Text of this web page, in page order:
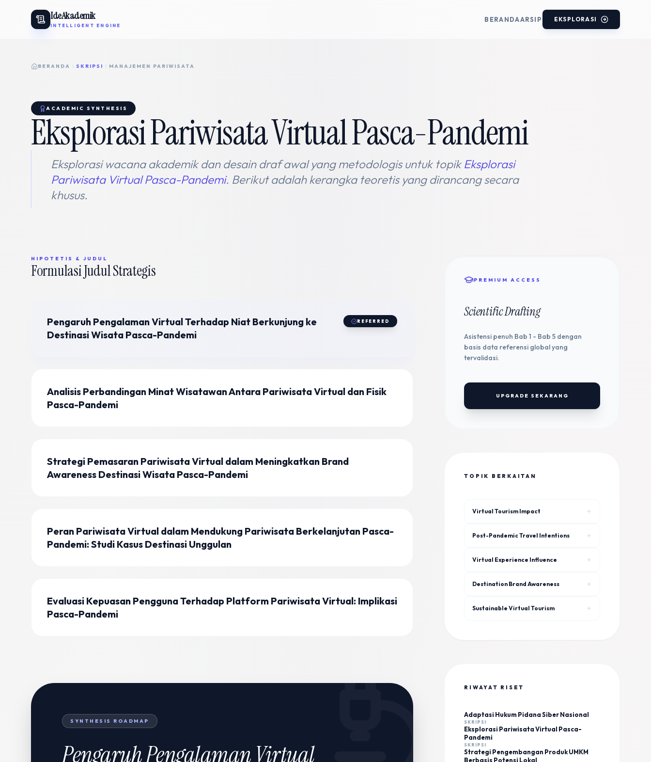
IdeAkademik
INTELLIGENT ENGINE
BERANDAARSIP EKSPLORASI
BERANDA SKRIPSI MANAJEMEN PARIWISATA
ACADEMIC SYNTHESIS
Eksplorasi Pariwisata Virtual Pasca-Pandemi
Eksplorasi wacana akademik dan desain draf awal yang metodologis untuk topikEksplorasi
Pariwisata Virtual Pasca-Pandemi. Berikut adalah kerangka teoretis yang dirancang secara
khusus.
HIPOTETIS & JUDUL
Formulasi Judul Strategis
Pengaruh Pengalaman Virtual Terhadap Niat Berkunjung ke
Destinasi Wisata Pasca-Pandemi
REFERRED
Analisis Perbandingan Minat Wisatawan Antara Pariwisata Virtual dan Fisik
Pasca-Pandemi
Strategi Pemasaran Pariwisata Virtual dalam Meningkatkan Brand
Awareness Destinasi Wisata Pasca-Pandemi
Peran Pariwisata Virtual dalam Mendukung Pariwisata Berkelanjutan Pasca-
Pandemi: Studi Kasus Destinasi Unggulan
Evaluasi Kepuasan Pengguna Terhadap Platform Pariwisata Virtual: Implikasi
Pasca-Pandemi
SYNTHESIS ROADMAP
Pengaruh Pengalaman Virtual
PREMIUM ACCESS
Scientific Drafting
Asistensi penuh Bab 1 - Bab 5 dengan
basis data referensi global yang
tervalidasi.
UPGRADE SEKARANG
TOPIK BERKAITAN
Virtual Tourism Impact
Post-Pandemic Travel Intentions
Virtual Experience Influence
Destination Brand Awareness
Sustainable Virtual Tourism
RIWAYAT RISET
Adaptasi Hukum Pidana Siber Nasional
SKRIPSI
Eksplorasi Pariwisata Virtual Pasca-
Pandemi
SKRIPSI
Strategi Pengembangan Produk UMKM
Berbasis Potensi Lokal